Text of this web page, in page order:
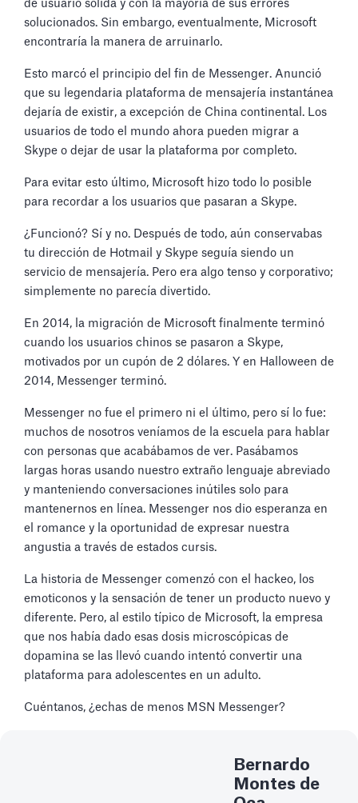
de usuario sólida y con la mayoría de sus errores
solucionados. Sin embargo, eventualmente, Microsoft
encontraría la manera de arruinarlo.
Esto marcó el principio del fin de Messenger. Anunció
que su legendaria plataforma de mensajería instantánea
dejaría de existir, a excepción de China continental. Los
usuarios de todo el mundo ahora pueden migrar a
Skype o dejar de usar la plataforma por completo.
Para evitar esto último, Microsoft hizo todo lo posible
para recordar a los usuarios que pasaran a Skype.
¿Funcionó? Sí y no. Después de todo, aún conservabas
tu dirección de Hotmail y Skype seguía siendo un
servicio de mensajería. Pero era algo tenso y corporativo;
simplemente no parecía divertido.
En 2014, la migración de Microsoft finalmente terminó
cuando los usuarios chinos se pasaron a Skype,
motivados por un cupón de 2 dólares. Y en Halloween de
2014, Messenger terminó.
Messenger no fue el primero ni el último, pero sí lo fue:
muchos de nosotros veníamos de la escuela para hablar
con personas que acabábamos de ver. Pasábamos
largas horas usando nuestro extraño lenguaje abreviado
y manteniendo conversaciones inútiles solo para
mantenernos en línea. Messenger nos dio esperanza en
el romance y la oportunidad de expresar nuestra
angustia a través de estados cursis.
La historia de Messenger comenzó con el hackeo, los
emoticonos y la sensación de tener un producto nuevo y
diferente. Pero, al estilo típico de Microsoft, la empresa
que nos había dado esas dosis microscópicas de
dopamina se las llevó cuando intentó convertir una
plataforma para adolescentes en un adulto.
Cuéntanos, ¿echas de menos MSN Messenger?
Bernardo
Montes de